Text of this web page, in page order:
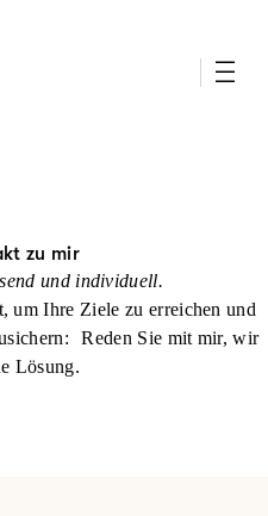
zu mir
und individuell.
um Ihre Ziele zu erreichen und
Reden Sie mit mir, wir
Lösung.